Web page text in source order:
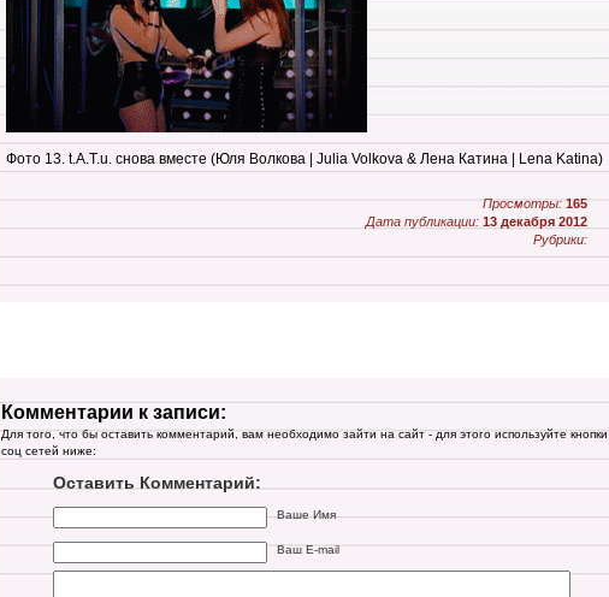
Фото 13. t.A.T.u. снова вместе (Юля Волкова | Julia Volkova & Лена Катина | Lena Katina)
Просмотры: 165
Дата публикации: 13 декабря 2012
Рубрики:
Комментарии к записи:
Для того, что бы оставить комментарий, вам необходимо зайти на сайт - для этого используйте кнопки
соц сетей ниже:
Оставить Комментарий:
Ваше Имя
Ваш E-mail